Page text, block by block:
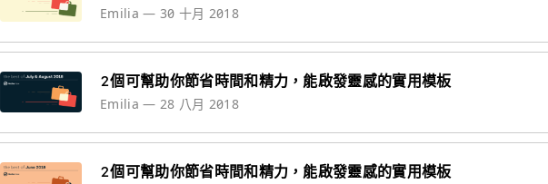
Emilia— 30 十月 2018
2個可幫助你節省時間和精力，能啟發靈感的實用模板
Emilia— 28 八月 2018
2個可幫助你節省時間和精力，能啟發靈感的實用模板